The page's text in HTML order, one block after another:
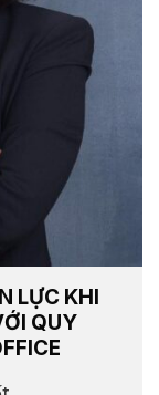
LỰC KHI
QUY